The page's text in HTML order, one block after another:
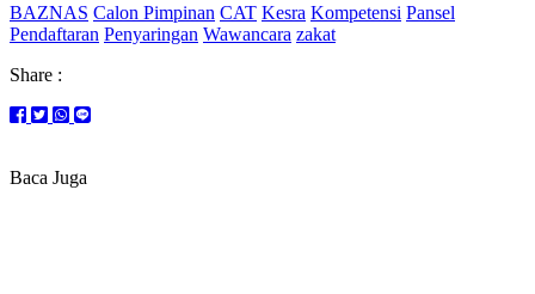
BAZNAS Calon Pimpinan CAT Kesra Kompetensi Pansel
Pendaftaran Penyaringan Wawancara zakat
Share :
Baca Juga